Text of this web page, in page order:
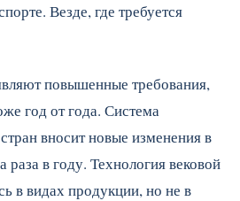
Везде, где требуется
повышенные требования,
год от года. Система
вносит новые изменения в
раза в году. Технология вековой
в видах продукции, но не в